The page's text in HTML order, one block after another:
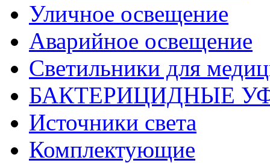
Уличное освещение
Аварийное освещение
Светильники для
БАКТЕРИЦИДНЫЕ
Источники света
Комплектующие